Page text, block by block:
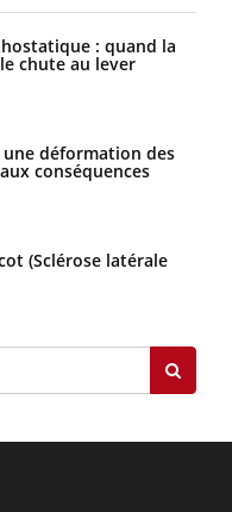
: quand la
chute au lever
déformation des
conséquences
(Sclérose latérale